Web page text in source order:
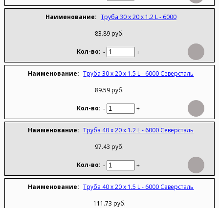
Труба 30 х 20 х 1.2 L - 6000
83.89 руб.
- +
Труба 30 х 20 х 1.5 L - 6000 Северсталь
89.59 руб.
- +
Труба 40 х 20 х 1.2 L - 6000 Северсталь
97.43 руб.
- +
Труба 40 х 20 х 1.5 L - 6000 Северсталь
111.73 руб.